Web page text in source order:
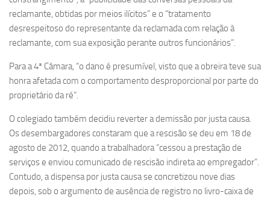
reclamante, obtidas por meios ilícitos” e o “tratamento
desrespeitoso do representante da reclamada com relação à
reclamante, com sua exposição perante outros funcionários”.
Para a 4ª Câmara, “o dano é presumível, visto que a obreira teve sua
honra afetada com o comportamento desproporcional por parte do
proprietário da ré”.
O colegiado também decidiu reverter a demissão por justa causa.
Os desembargadores constaram que a rescisão se deu em 18 de
agosto de 2012, quando a trabalhadora “cessou a prestação de
serviços e enviou comunicado de rescisão indireta ao empregador”.
Contudo, a dispensa por justa causa se concretizou nove dias
depois, sob o argumento de ausência de registro no livro-caixa de